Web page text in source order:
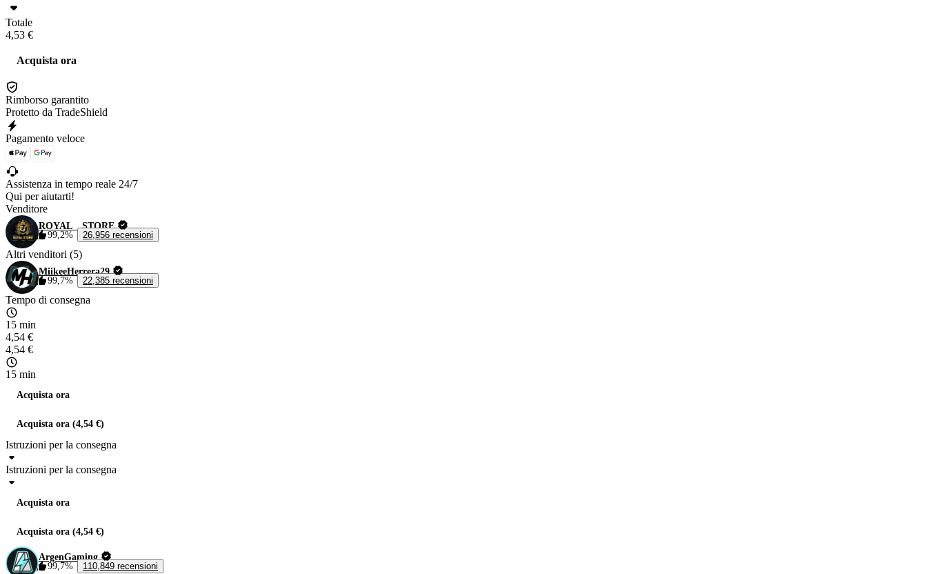
Totale
4,53 €
Acquista ora
Rimborso garantito
Protetto da TradeShield
Pagamento veloce
Assistenza in tempo reale 24/7
Qui per aiutarti!
Venditore
ROYAL__STORE
99,2%
26,956 recensioni
Altri venditori (5)
MiikeeHerrera29
99,7%
22,385 recensioni
Tempo di consegna
15 min
4,54 €
4,54 €
15 min
Acquista ora
Acquista ora (4,54 €)
Istruzioni per la consegna
Istruzioni per la consegna
Acquista ora
Acquista ora (4,54 €)
ArgenGaming
99,7%
110,849 recensioni